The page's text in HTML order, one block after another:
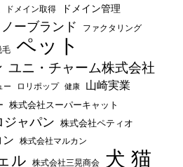
ドメイン取得 ドメイン管理
ノーブランド ファクタリング
毛 ペット
ユニ・チャーム株式会社
ー ロリポップ 健康 山崎実業
株式会社スーパーキャット
ャパン 株式会社ペティオ
株式会社マルカン
ル 株式会社三晃商会 犬 猫